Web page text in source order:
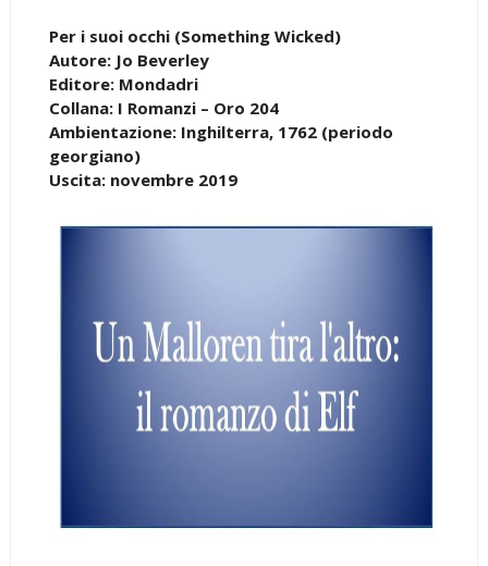
Per i suoi occhi (Something Wicked)
Autore: Jo Beverley
Editore: Mondadri
Collana: I Romanzi – Oro 204
Ambientazione: Inghilterra, 1762 (periodo
georgiano)
Uscita: novembre 2019